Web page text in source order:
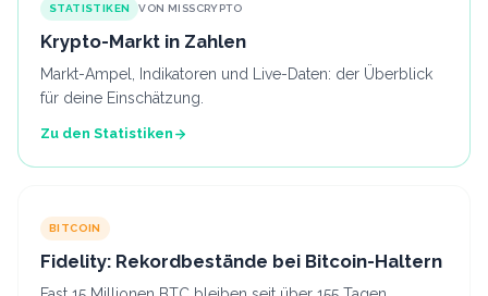
STATISTIKEN VON MISSCRYPTO
Krypto-Markt in Zahlen
Markt-Ampel, Indikatoren und Live-Daten: der Überblick
für deine Einschätzung.
Zu den Statistiken
BITCOIN
Fidelity: Rekordbestände bei Bitcoin-Haltern